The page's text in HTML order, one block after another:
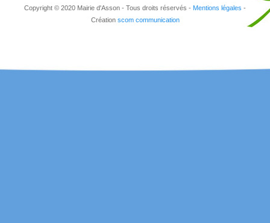
Copyright © 2020 Mairie d'Asson - Tous droits réservés - Mentions légales -
Création scom communication